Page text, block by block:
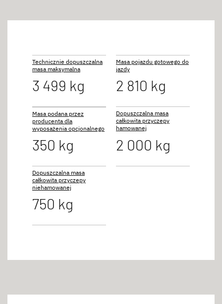
Technicznie dopuszczalna
masa maksymalna
3 499 kg
Masa pojazdu gotowego do
jazdy
2 810 kg
Masa podana przez
producenta dla
wyposażenia opcjonalnego
350 kg
Dopuszczalna masa
całkowita przyczepy
hamowanej
2 000 kg
Dopuszczalna masa
całkowita przyczepy
niehamowanej
750 kg